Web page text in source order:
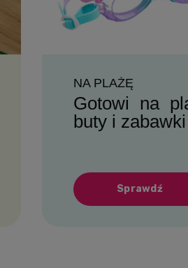
NA PLAŻĘ
Gotowi na
buty i
Sprawdź